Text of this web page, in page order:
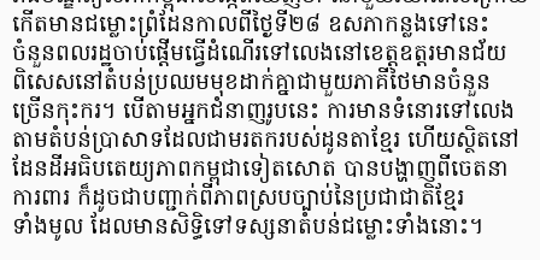
កើតមានជម្លោះព្រំដែនកាលពីថ្ងៃទី២៨ ឧសភាកន្លងទៅនេះ
ចំនួនពលរដ្ឋចាប់ផ្ដើមធ្វើដំណើរទៅលេងនៅខេត្តឧត្តរមានជ័យ
ពិសេសនៅតំបន់ប្រឈមមុខដាក់គ្នាជាមួយភាគីថៃមានចំនួន
ច្រើនកុះករ។ បើតាមអ្នកជំនាញរូបនេះ ការមានទំនោរទៅលេង
តាមតំបន់ប្រាសាទដែលជាមរតករបស់ដូនតាខ្មែរ ហើយស្ថិតនៅ
ដែនដីអធិបតេយ្យភាពកម្ពុជាទៀតសោត បានបង្ហាញពីចេតនា
ការពារ ក៏ដូចជាបញ្ជាក់ពីភាពស្របច្បាប់នៃប្រជាជាតិខ្មែរ
ទាំងមូល ដែលមានសិទ្ធិទៅទស្សនាតំបន់ជម្លោះទាំងនោះ។